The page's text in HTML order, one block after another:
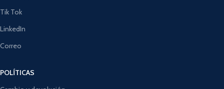
Tik Tok
LinkedIn
Correo
POLÍTICAS